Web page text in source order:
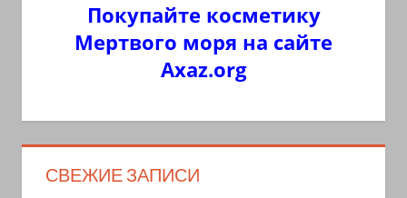
Покупайте косметику
Мертвого моря на сайте
Axaz.org
СВЕЖИЕ ЗАПИСИ